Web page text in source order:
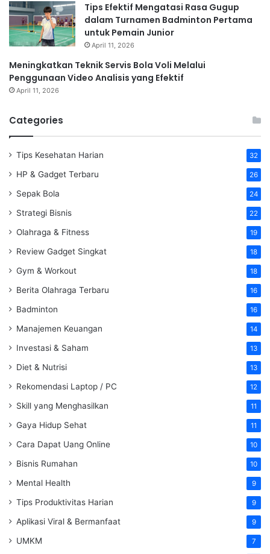
Tips Efektif Mengatasi Rasa Gugup
dalam Turnamen Badminton Pertama
untuk Pemain Junior
April 11, 2026
Meningkatkan Teknik Servis Bola Voli Melalui
Penggunaan Video Analisis yang Efektif
April 11, 2026
Categories
Tips Kesehatan Harian 32
HP & Gadget Terbaru 26
Sepak Bola 24
Strategi Bisnis 22
Olahraga & Fitness 19
Review Gadget Singkat 18
Gym & Workout 18
Berita Olahraga Terbaru 16
Badminton 16
Manajemen Keuangan 14
Investasi & Saham 13
Diet & Nutrisi 13
Rekomendasi Laptop / PC 12
Skill yang Menghasilkan 11
Gaya Hidup Sehat 11
Cara Dapat Uang Online 10
Bisnis Rumahan 10
Mental Health 9
Tips Produktivitas Harian 9
Aplikasi Viral & Bermanfaat 9
UMKM 7